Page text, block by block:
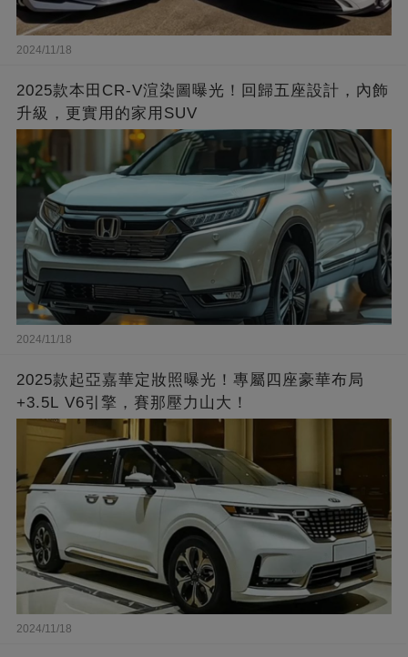
2024/11/18
2025款本田CR-V渲染圖曝光！回歸五座設計，內飾
升級，更實用的家用SUV
2024/11/18
2025款起亞嘉華定妝照曝光！專屬四座豪華布局
+3.5L V6引擎，賽那壓力山大！
2024/11/18